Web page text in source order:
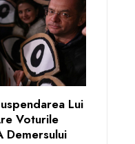
Lui
Voturile
Demersului